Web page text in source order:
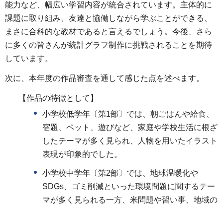
能力など、幅広い学習内容が統合されています。主体的に
課題に取り組み、友達と協働しながら学ぶことができる、
まさに合科的な教材であると言えるでしょう。今後、さら
に多くの皆さんが統計グラフ制作に挑戦されることを期待
しています。
次に、本年度の作品審査を通して感じた点を述べます。
【作品の特徴として】
小学校低学年〔第1部〕では、朝ごはんや給食、
宿題、ペット、遊びなど、家庭や学校生活に根ざ
したテーマが多く見られ、人物を用いたイラスト
表現が印象的でした。
小学校中学年〔第2部〕では、地球温暖化や
SDGs、ゴミ削減といった環境問題に関するテー
マが多く見られる一方、米問題や習い事、地域の